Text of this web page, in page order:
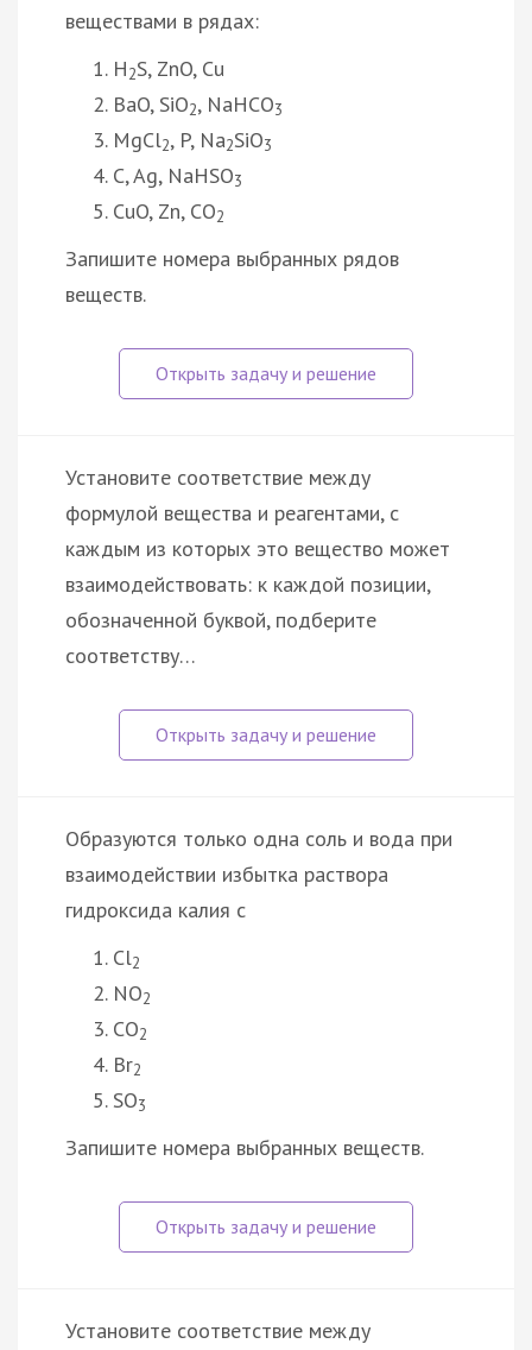
веществами в рядах:
H2S, ZnO, Cu
BaO, SiO2, NaHCO3
MgCl2, P, Na2SiO3
C, Ag, NaHSO3
CuO, Zn, CO2
Запишите номера выбранных рядов
веществ.
Установите соответствие между
формулой вещества и реагентами, с
каждым из которых это вещество может
взаимодействовать: к каждой позиции,
обозначенной буквой, подберите
соответству…
Образуются только одна соль и вода при
взаимодействии избытка раствора
гидроксида калия с
Cl2
NO2
CO2
Br2
SO3
Запишите номера выбранных веществ.
Установите соответствие между